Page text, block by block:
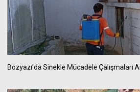
Bozyazı’da Sinekle Mücadele Çalışmaları